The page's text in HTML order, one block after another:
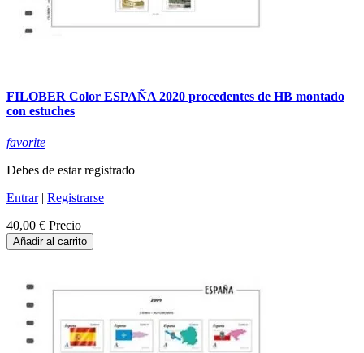
FILOBER Color ESPAÑA 2020 procedentes de HB montado
con estuches
favorite
Debes de estar registrado
Entrar| Registrarse
40,00 € Precio
Añadir al carrito